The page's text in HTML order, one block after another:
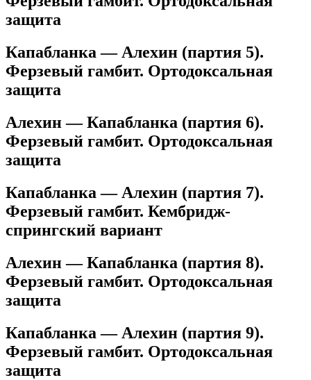
защита
Капабланка — Алехин (партия 5).
Ферзевый гамбит. Ортодоксальная
защита
Алехин — Капабланка (партия 6).
Ферзевый гамбит. Ортодоксальная
защита
Капабланка — Алехин (партия 7).
Ферзевый гамбит. Кембридж-
спрингский вариант
Алехин — Капабланка (партия 8).
Ферзевый гамбит. Ортодоксальная
защита
Капабланка — Алехин (партия 9).
Ферзевый гамбит. Ортодоксальная
защита